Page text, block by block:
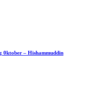
0ktober – Hishammuddin